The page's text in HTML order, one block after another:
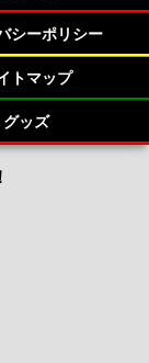
シーポリシー
トマップ
グッズ